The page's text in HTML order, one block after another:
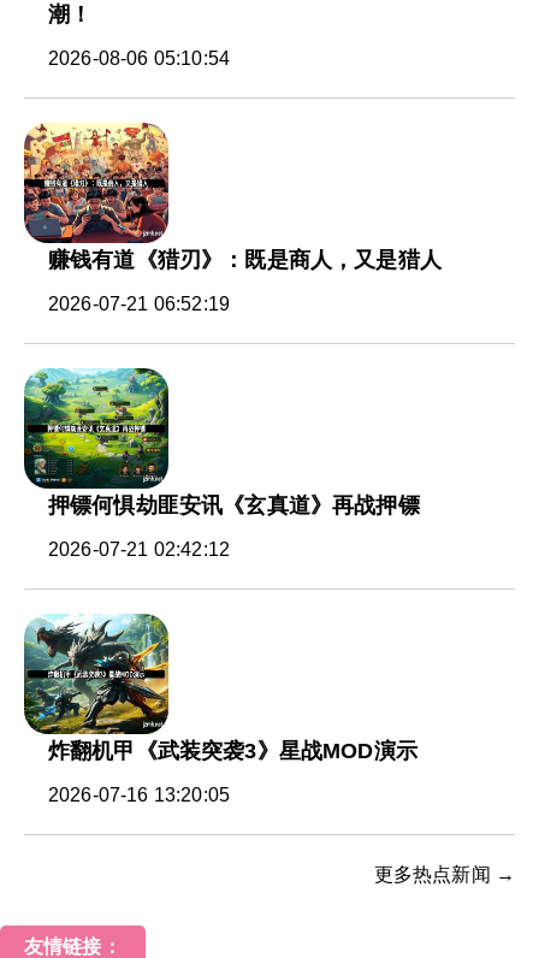
潮！
2026-08-06 05:10:54
赚钱有道《猎刃》：既是商人，又是猎人
2026-07-21 06:52:19
押镖何惧劫匪安讯《玄真道》再战押镖
2026-07-21 02:42:12
炸翻机甲《武装突袭3》星战MOD演示
2026-07-16 13:20:05
更多热点新闻 →
友情链接：